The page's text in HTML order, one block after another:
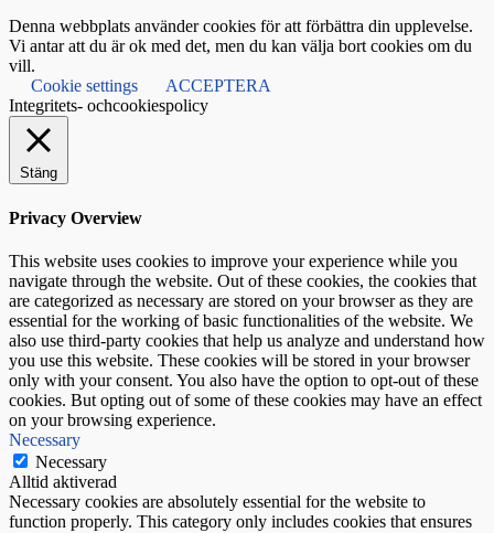
Denna webbplats använder cookies för att förbättra din upplevelse.
Vi antar att du är ok med det, men du kan välja bort cookies om du
vill.
Cookie settings
ACCEPTERA
Integritets- ochcookiespolicy
Stäng
Privacy Overview
This website uses cookies to improve your experience while you
navigate through the website. Out of these cookies, the cookies that
are categorized as necessary are stored on your browser as they are
essential for the working of basic functionalities of the website. We
also use third-party cookies that help us analyze and understand how
you use this website. These cookies will be stored in your browser
only with your consent. You also have the option to opt-out of these
cookies. But opting out of some of these cookies may have an effect
on your browsing experience.
Necessary
Necessary
Alltid aktiverad
Necessary cookies are absolutely essential for the website to
function properly. This category only includes cookies that ensures